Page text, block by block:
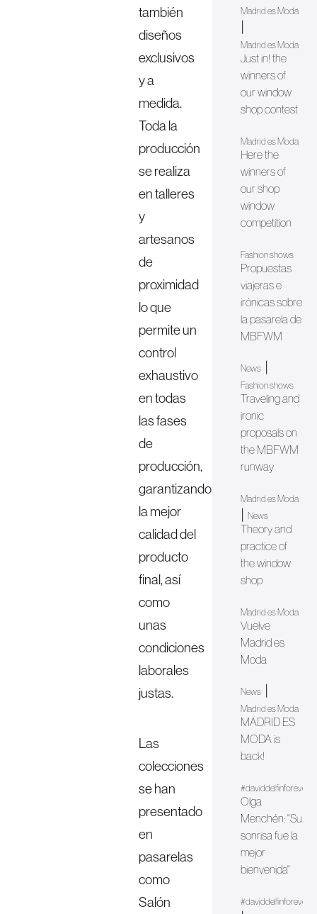
también
diseños
exclusivos
y a
medida.
Toda la
producción
se realiza
en talleres
y
artesanos
de
proximidad
lo que
permite un
control
exhaustivo
en todas
las fases
de
producción,
garantizando
la mejor
calidad del
producto
final, así
como
unas
condiciones
laborales
justas.
Las
colecciones
se han
presentado
en
pasarelas
como
Salón
Madrid es Moda
Madrid es Moda
Just in! the
winners of
our window
shop contest
Madrid es Moda
Here the
winners of
our shop
window
competition
Fashion shows
Propuestas
viajeras e
irónicas sobre
la pasarela de
MBFWM
News
Fashion shows
Traveling and
ironic
proposals on
the MBFWM
runway
Madrid es Moda
|News
Theory and
practice of
the window
shop
Madrid es Moda
Vuelve
Madrid es
Moda
News
Madrid es Moda
MADRID ES
MODA is
back!
#daviddelfinforever
Olga
Menchén: "Su
sonrisa fue la
mejor
bienvenida"
#daviddelfinforever